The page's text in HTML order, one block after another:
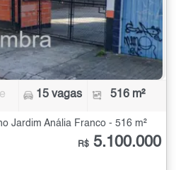
15 vagas 516 m²
Jardim Anália Franco - 516 m²
R$ 5.100.000